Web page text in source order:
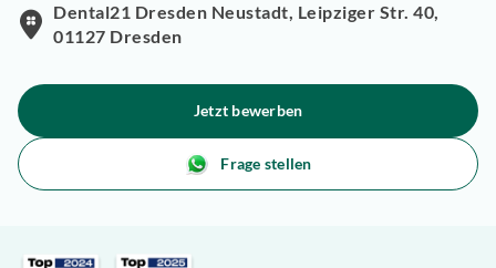
Dental21 Dresden Neustadt, Leipziger Str. 40,
01127 Dresden
Jetzt bewerben
Frage stellen